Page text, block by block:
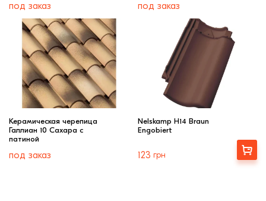
под заказ под заказ
Керамическая черепица
Галлиан 10 Сахара с
патиной
под заказ
Nelskamp H14 Braun
Engobiert
123 грн
Купити